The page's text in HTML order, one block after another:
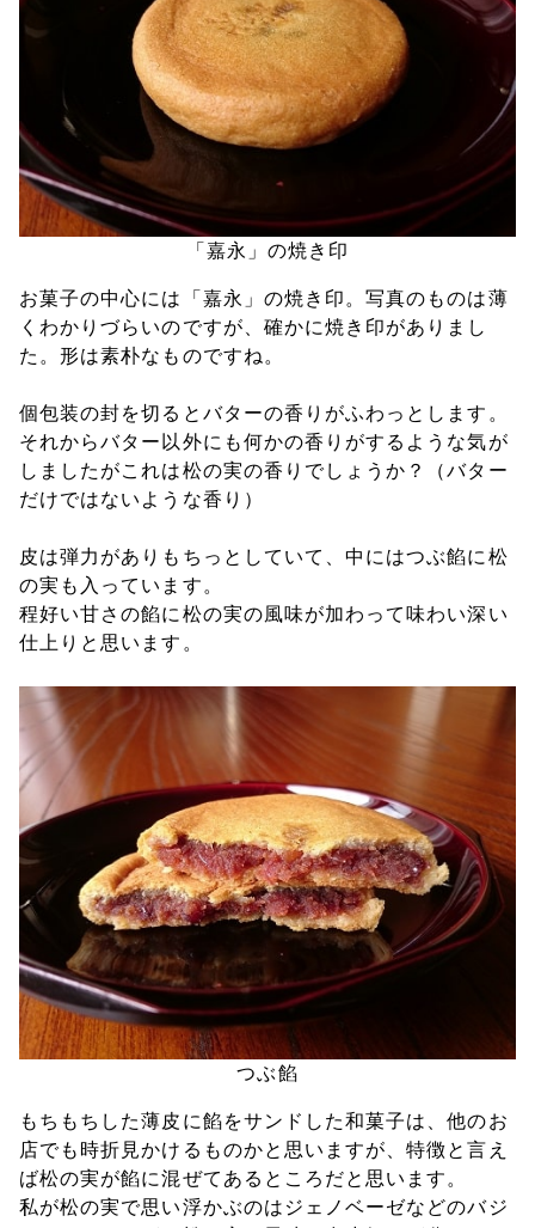
「嘉永」の焼き印
お菓子の中心には「嘉永」の焼き印。写真のものは薄
くわかりづらいのですが、確かに焼き印がありまし
た。形は素朴なものですね。
個包装の封を切るとバターの香りがふわっとします。
それからバター以外にも何かの香りがするような気が
しましたがこれは松の実の香りでしょうか？（バター
だけではないような香り）
皮は弾力がありもちっとしていて、中にはつぶ餡に松
の実も入っています。
程好い甘さの餡に松の実の風味が加わって味わい深い
仕上りと思います。
つぶ餡
もちもちした薄皮に餡をサンドした和菓子は、他のお
店でも時折見かけるものかと思いますが、特徴と言え
ば松の実が餡に混ぜてあるところだと思います。
私が松の実で思い浮かぶのはジェノベーゼなどのバジ